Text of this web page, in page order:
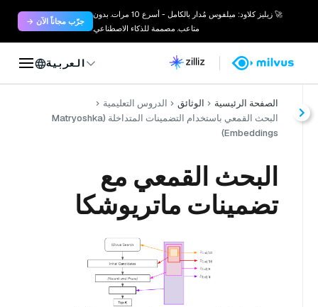
🚀 زيليز كلاود: ميلفوس مُدار بالكامل - أسرع 10 مرات. بدون
متاعب. مصممة للذكاء الاصطناعي.
جرّب مجاناً الآن →
العربية
الصفحة الرئيسية الوثائق
الدروس التعليمية
البحث القمعي باستخدام التضمينات المتداخلة (Matryoshka
Embeddings)
البحث القمعي مع
تضمينات ماتريوشكا